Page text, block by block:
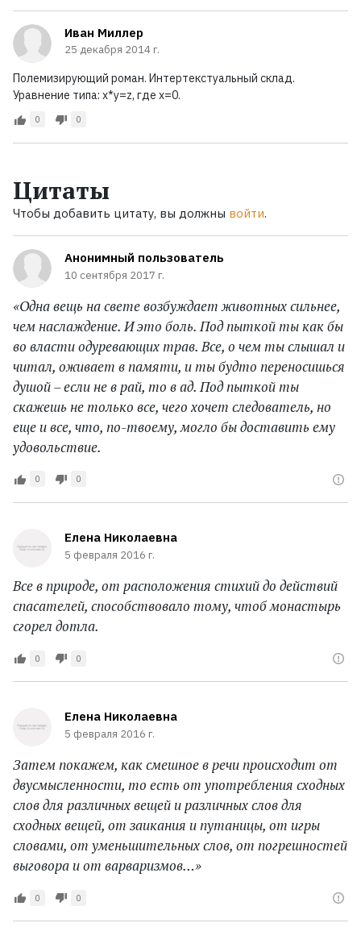
Иван Миллер
25 декабря 2014 г.
Полемизирующий роман. Интертекстуальный склад.
Уравнение типа: x*y=z, где x=0.
0 0
Цитаты
Чтобы добавить цитату, вы должны войти.
Анонимный пользователь
10 сентября 2017 г.
«Одна вещь на свете возбуждает животных сильнее,
чем наслаждение. И это боль. Под пыткой ты как бы
во власти одуревающих трав. Все, о чем ты слышал и
читал, оживает в памяти, и ты будто переносишься
душой – если не в рай, то в ад. Под пыткой ты
скажешь не только все, чего хочет следователь, но
еще и все, что, по-твоему, могло бы доставить ему
удовольствие.
0 0
Елена Николаевна
5 февраля 2016 г.
Все в природе, от расположения стихий до действий
спасателей, способствовало тому, чтоб монастырь
сгорел дотла.
0 0
Елена Николаевна
5 февраля 2016 г.
Затем покажем, как смешное в речи происходит от
двусмысленности, то есть от употребления сходных
слов для различных вещей и различных слов для
сходных вещей, от заикания и путаницы, от игры
словами, от уменьшительных слов, от погрешностей
выговора и от варваризмов…»
0 0